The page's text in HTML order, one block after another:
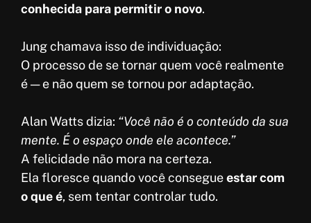
conhecida para permitir o novo.
Jung chamava isso de individuação:
O processo de se tornar quem você realmente
é — e não quem se tornou por adaptação.
Alan Watts dizia: “Você não é o conteúdo da sua
mente. É o espaço onde ele acontece.”
A felicidade não mora na certeza.
Ela floresce quando você consegueestar com
o que é, sem tentar controlar tudo.